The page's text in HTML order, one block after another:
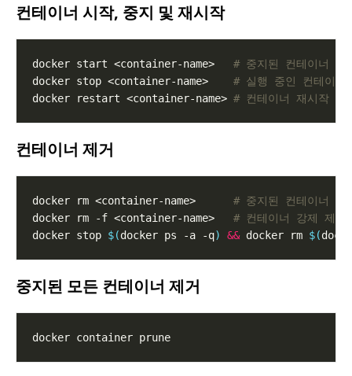
컨테이너 시작, 중지 및 재시작
docker start <container-name> # 중지된 컨테이너 시
docker stop <container-name> # 실행 중인 컨테이너
docker restart <container-name> # 컨테이너 재시작
컨테이너 제거
docker rm <container-name> # 중지된 컨테이너 제
docker rm -f <container-name> # 컨테이너 강제 제거
docker stop $(docker ps -a -q) && docker rm $(
중지된 모든 컨테이너 제거